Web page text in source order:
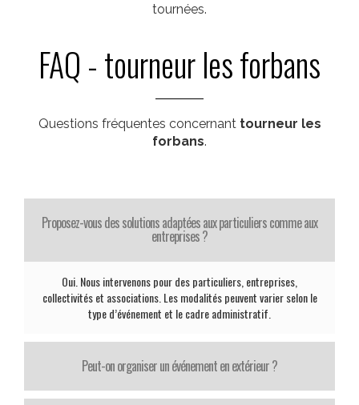
tournées.
FAQ - tourneur les forbans
Questions fréquentes concernant tourneur les
forbans.
Proposez-vous des solutions adaptées aux particuliers comme aux
entreprises ?
Oui. Nous intervenons pour des particuliers, entreprises,
collectivités et associations. Les modalités peuvent varier selon le
type d’événement et le cadre administratif.
Peut-on organiser un événement en extérieur ?